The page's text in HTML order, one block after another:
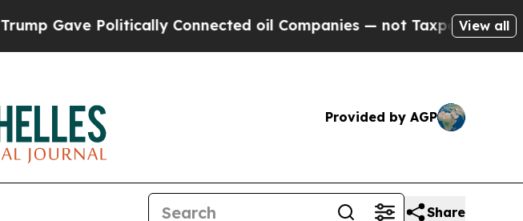
Politically Connected oil Companies — not Taxpayers — theView all
Provided by AGP
Share